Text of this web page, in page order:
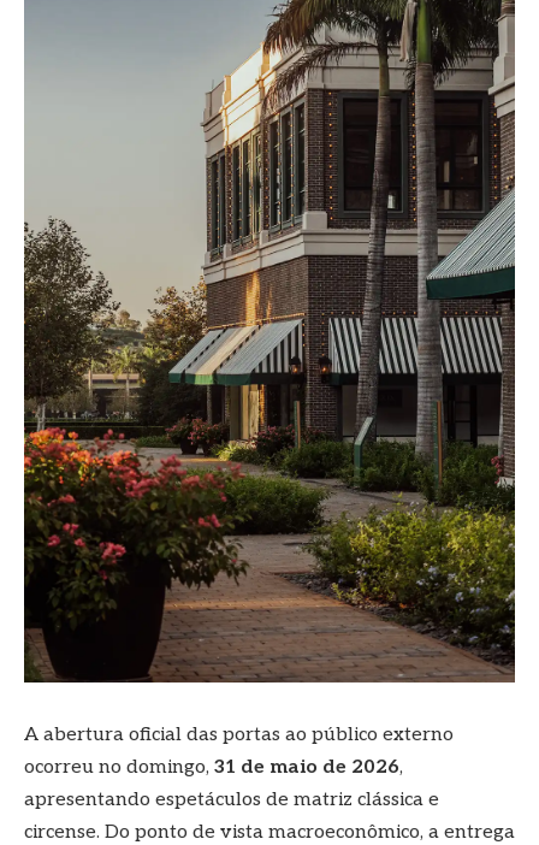
A abertura oficial das portas ao público externo
ocorreu no domingo, 31 de maio de 2026,
apresentando espetáculos de matriz clássica e
circense. Do ponto de vista macroeconômico, a entrega